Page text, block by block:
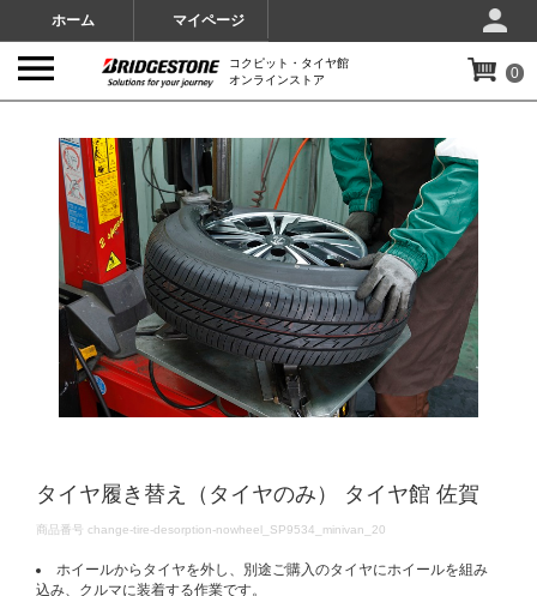
ホーム マイページ
コクピット・タイヤ館
オンラインストア
0
タイヤ履き替え（タイヤのみ） タイヤ館 佐賀
DETAILS
商品番号 change-tire-desorption-nowheel_SP9534_minivan_20
ホイールからタイヤを外し、別途ご購入のタイヤにホイールを組み
込み、クルマに装着する作業です。